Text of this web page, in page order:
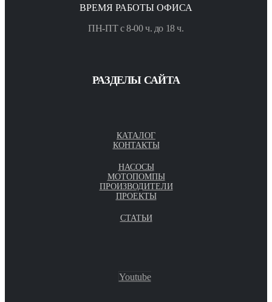
ВРЕМЯ РАБОТЫ ОФИСА
ПН-ПТ с 8-00 ч. до 18 ч.
РАЗДЕЛЫ САЙТА
КАТАЛОГ
КОНТАКТЫ
НАСОСЫ
МОТОПОМПЫ
ПРОИЗВОДИТЕЛИ
ПРОЕКТЫ
СТАТЬИ
Youtube